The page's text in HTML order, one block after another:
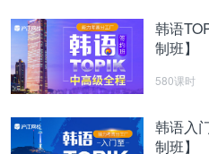
选择此结算方式，选择韩
该银行下的虚拟账号（下
从银行窗口或者ATM机进行
5. 打印准考证
交费完毕后可点击“나의시
韩语
制班】
580课时
韩语入
制班】